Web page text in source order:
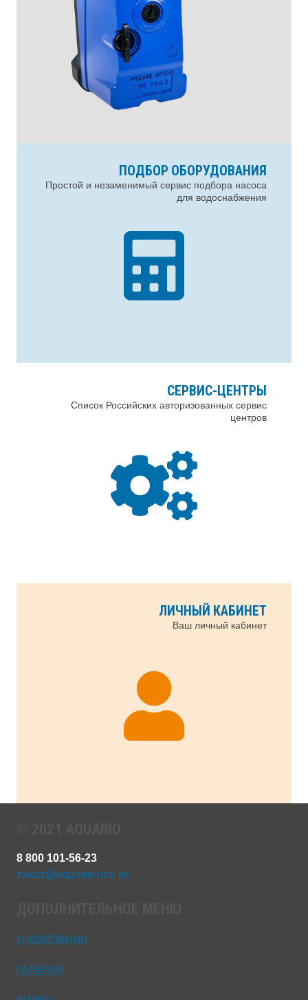
ПОДБОР ОБОРУДОВАНИЯ
Простой и незаменимый сервис подбора насоса
для водоснабжения
СЕРВИС-ЦЕНТРЫ
Список Российских авторизованных сервис
центров
ЛИЧНЫЙ КАБИНЕТ
Ваш личный кабинет
8 800 101-56-23
zakaz@aquario-ural.ru
О КОМПАНИИ
ГАЛЕРЕЯ